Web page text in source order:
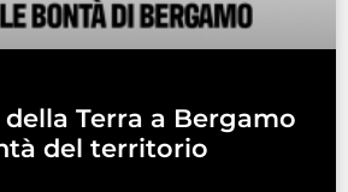
Terra a Bergamo
del territorio